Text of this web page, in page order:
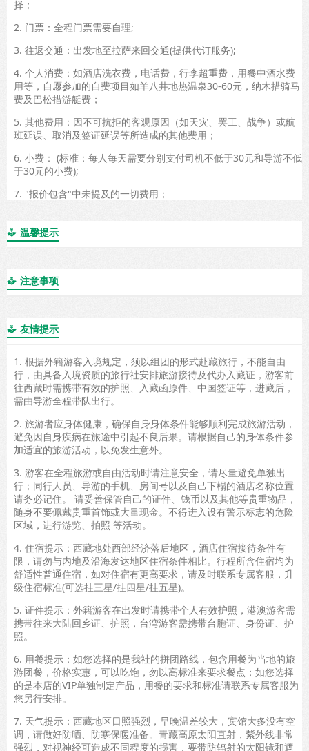
择；
2. 门票：全程门票需要自理;
3. 往返交通：出发地至拉萨来回交通(提供代订服务);
4. 个人消费：如酒店洗衣费，电话费，行李超重费，用餐中酒水费
用等，自愿参加的自费项目如羊八井地热温泉30-60元，纳木措骑马
费及巴松措游艇费；
5. 其他费用：因不可抗拒的客观原因（如天灾、罢工、战争）或航
班延误、取消及签证延误等所造成的其他费用；
6. 小费： (标准：每人每天需要分别支付司机不低于30元和导游不低
于30元的小费);
7. "报价包含"中未提及的一切费用；
 温馨提示
 注意事项
 友情提示
1. 根据外籍游客入境规定，须以组团的形式赴藏旅行，不能自由
行，由具备入境资质的旅行社安排旅游接待及代办入藏证，游客前
往西藏时需携带有效的护照、入藏函原件、中国签证等，进藏后，
需由导游全程带队出行。
2. 旅游者应身体健康，确保自身身体条件能够顺利完成旅游活动，
避免因自身疾病在旅途中引起不良后果。请根据自己的身体条件参
加适宜的旅游活动，以免发生意外。
3. 游客在全程旅游或自由活动时请注意安全，请尽量避免单独出
行；同行人员、导游的手机、房间号以及自己下榻的酒店名称位置
请务必记住。 请妥善保管自己的证件、钱币以及其他等贵重物品，
随身不要佩戴贵重首饰或大量现金。不得进入设有警示标志的危险
区域，进行游览、拍照 等活动。
4. 住宿提示：西藏地处西部经济落后地区，酒店住宿接待条件有
限，请勿与内地及沿海发达地区住宿条件相比。行程所含住宿均为
舒适性普通住宿，如对住宿有更高要求，请及时联系专属客服，升
级住宿标准(可选挂三星/挂四星/挂五星)。
5. 证件提示：外籍游客在出发时请携带个人有效护照，港澳游客需
携带往来大陆回乡证、护照，台湾游客需携带台胞证、身份证、护
照。
6. 用餐提示：如您选择的是我社的拼团路线，包含用餐为当地的旅
游团餐，价格实惠，可以吃饱，勿以高标准来要求餐点；如您选择
的是本店的VIP单独制定产品，用餐的要求和标准请联系专属客服为
您另行安排。
7. 天气提示：西藏地区日照强烈，早晚温差较大，宾馆大多没有空
调，请做好防晒、防寒保暖准备。青藏高原太阳直射，紫外线非常
强烈，对视神经可造成不同程度的损害，要带防辐射的太阳镜和遮